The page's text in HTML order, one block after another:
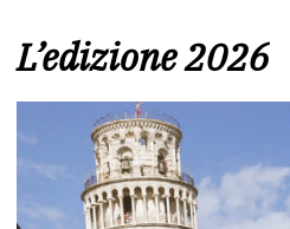
L’edizione 2026